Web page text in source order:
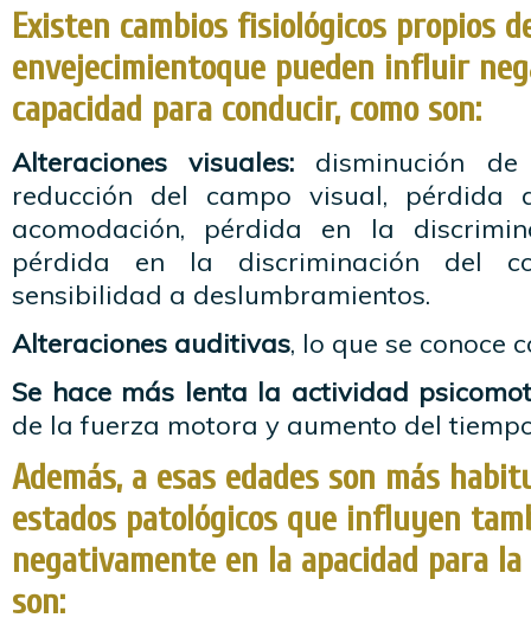
Existen cambios fisiológicos propios
envejecimientoque pueden influir
capacidad para conducir, como son:
Alteraciones visuales: disminución
reducción del campo visual, pérdida
acomodación, pérdida en la
pérdida en la discriminación del
sensibilidad a deslumbramientos.
Alteraciones auditivas, lo que se conoce
Se hace más lenta la actividad
de la fuerza motora y aumento del
Además, a esas edades son más
estados patológicos que influyen
negativamente en la apacidad para la
son: